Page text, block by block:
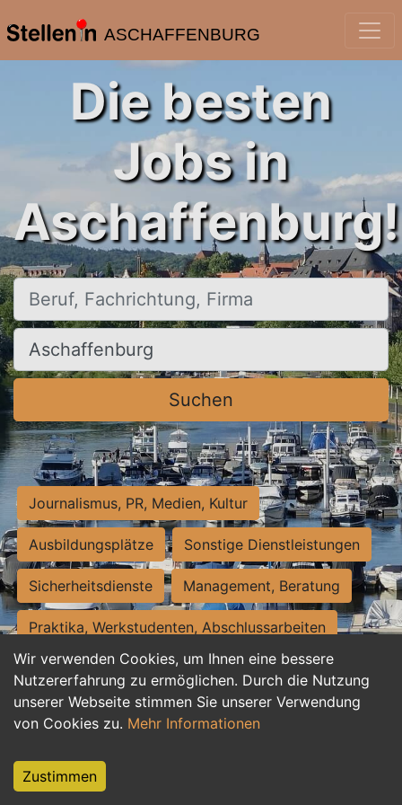
ASCHAFFENBURG
Wir verwenden Cookies, um Ihnen eine bessere
Nutzererfahrung zu ermöglichen. Durch die Nutzung
unserer Webseite stimmen Sie unserer Verwendung
von Cookies zu. Mehr Informationen
Zustimmen
Die besten
Jobs in
Aschaffenburg!
Beruf, Fachrichtung, Firma
Ort, Stadt
Suchen
Journalismus, PR, Medien, Kultur
Ausbildungsplätze Sonstige Dienstleistungen
Sicherheitsdienste Management, Beratung
Praktika, Werkstudenten, Abschlussarbeiten
Personalwesen Assistenz, Sekretariat
Hilfskräfte, Aushilfs- und Nebenjobs
Weiterbildung, Studium, duale Ausbildung